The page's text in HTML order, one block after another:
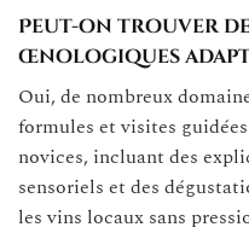
Peut-on trouver
œnologiques
Oui, de nombreux
formules et visites
novices, incluant des
sensoriels et des
les vins locaux sans